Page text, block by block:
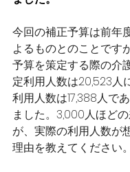
今回の補正予算は前年
よるものとのことです
予算を策定する際の介
定利用人数は20,523人
利用人数は17,388人で
ました。3,000人ほど
が、実際の利用人数が
理由を教えてください。